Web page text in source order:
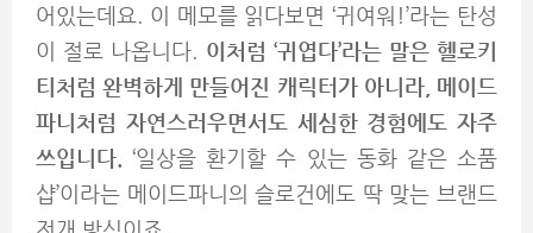
어있는데요. 이 메모를 읽다보면 ‘귀여워!’라는 탄성
이 절로 나옵니다. 이처럼 ‘귀엽다’라는 말은 헬로키
티처럼 완벽하게 만들어진 캐릭터가 아니라, 메이드
파니처럼 자연스러우면서도 세심한 경험에도 자주
쓰입니다. ‘일상을 환기할 수 있는 동화 같은 소품
샵’이라는 메이드파니의 슬로건에도 딱 맞는 브랜드